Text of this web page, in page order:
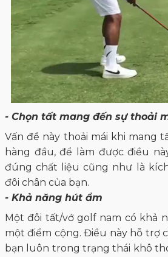
- Chọn tất mang đến sự thoải
Vấn đề này thoải mái khi mang
hàng đầu, để làm được điều
đúng chất liệu cũng như là
đôi chân của bạn.
- Khả năng hút ẩm
Một đôi tất/vớ golf nam có khả
một điểm cộng. Điều này hỗ trợ
bạn luôn trong trạng thái khô